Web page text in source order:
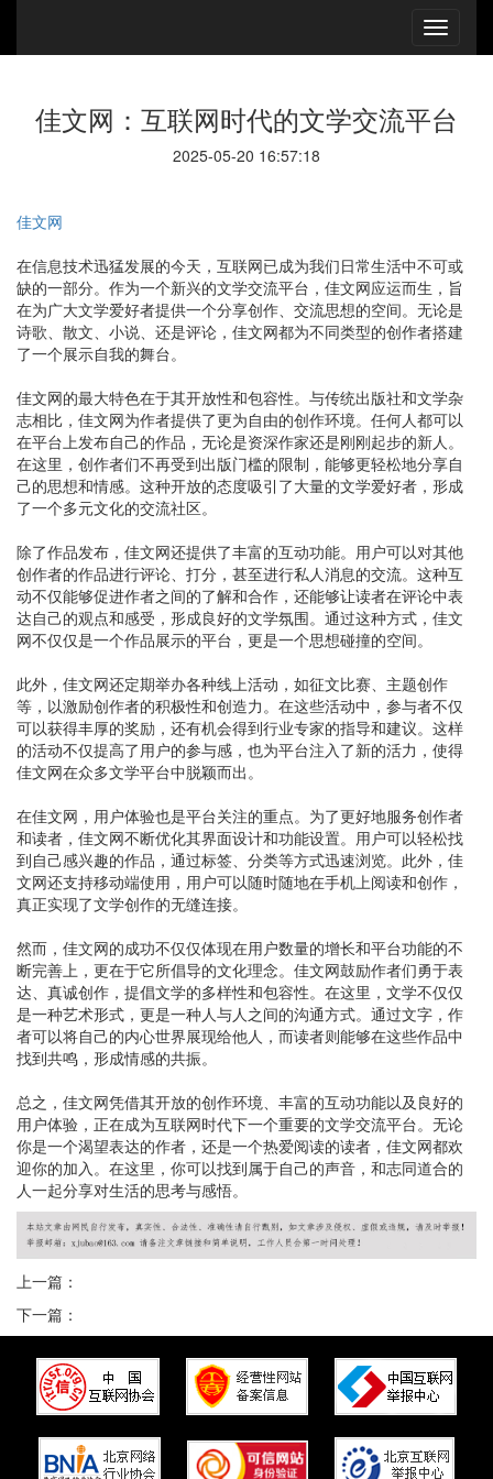
佳文网：互联网时代的文学交流平台
2025-05-20 16:57:18
佳文网
在信息技术迅猛发展的今天，互联网已成为我们日常生活中不可或
缺的一部分。作为一个新兴的文学交流平台，佳文网应运而生，旨
在为广大文学爱好者提供一个分享创作、交流思想的空间。无论是
诗歌、散文、小说、还是评论，佳文网都为不同类型的创作者搭建
了一个展示自我的舞台。
佳文网的最大特色在于其开放性和包容性。与传统出版社和文学杂
志相比，佳文网为作者提供了更为自由的创作环境。任何人都可以
在平台上发布自己的作品，无论是资深作家还是刚刚起步的新人。
在这里，创作者们不再受到出版门槛的限制，能够更轻松地分享自
己的思想和情感。这种开放的态度吸引了大量的文学爱好者，形成
了一个多元文化的交流社区。
除了作品发布，佳文网还提供了丰富的互动功能。用户可以对其他
创作者的作品进行评论、打分，甚至进行私人消息的交流。这种互
动不仅能够促进作者之间的了解和合作，还能够让读者在评论中表
达自己的观点和感受，形成良好的文学氛围。通过这种方式，佳文
网不仅仅是一个作品展示的平台，更是一个思想碰撞的空间。
此外，佳文网还定期举办各种线上活动，如征文比赛、主题创作
等，以激励创作者的积极性和创造力。在这些活动中，参与者不仅
可以获得丰厚的奖励，还有机会得到行业专家的指导和建议。这样
的活动不仅提高了用户的参与感，也为平台注入了新的活力，使得
佳文网在众多文学平台中脱颖而出。
在佳文网，用户体验也是平台关注的重点。为了更好地服务创作者
和读者，佳文网不断优化其界面设计和功能设置。用户可以轻松找
到自己感兴趣的作品，通过标签、分类等方式迅速浏览。此外，佳
文网还支持移动端使用，用户可以随时随地在手机上阅读和创作，
真正实现了文学创作的无缝连接。
然而，佳文网的成功不仅仅体现在用户数量的增长和平台功能的不
断完善上，更在于它所倡导的文化理念。佳文网鼓励作者们勇于表
达、真诚创作，提倡文学的多样性和包容性。在这里，文学不仅仅
是一种艺术形式，更是一种人与人之间的沟通方式。通过文字，作
者可以将自己的内心世界展现给他人，而读者则能够在这些作品中
找到共鸣，形成情感的共振。
总之，佳文网凭借其开放的创作环境、丰富的互动功能以及良好的
用户体验，正在成为互联网时代下一个重要的文学交流平台。无论
你是一个渴望表达的作者，还是一个热爱阅读的读者，佳文网都欢
迎你的加入。在这里，你可以找到属于自己的声音，和志同道合的
人一起分享对生活的思考与感悟。
上一篇：
下一篇：